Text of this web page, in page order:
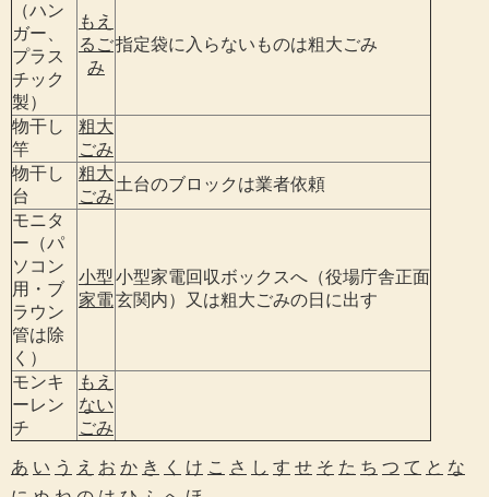
（ハン
ガー、
プラス
チック
製）
もえ
るご
み
指定袋に入らないものは粗大ごみ
物干し
竿
粗大
ごみ
物干し
台
粗大
ごみ
土台のブロックは業者依頼
モニタ
ー（パ
ソコン
用・ブ
ラウン
管は除
く）
小型
家電
小型家電回収ボックスへ（役場庁舎正面
玄関内）又は粗大ごみの日に出す
モンキ
ーレン
チ
もえ
ない
ごみ
あ い う え お か き く け こ さ し す せ そ た ち つ て と な